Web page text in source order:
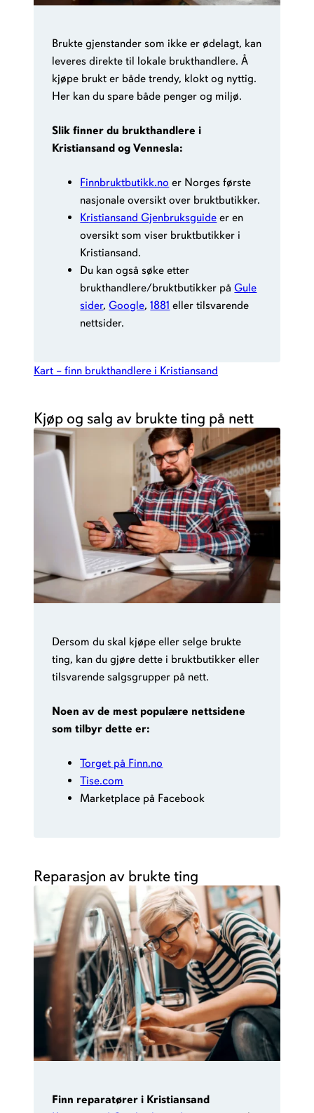
Brukte gjenstander som ikke er ødelagt, kan
leveres direkte til lokale brukthandlere. Å
kjøpe brukt er både trendy, klokt og nyttig.
Her kan du spare både penger og miljø.
Slik finner du brukthandlere i
Kristiansand og Vennesla:
Finnbruktbutikk.no er Norges første
nasjonale oversikt over bruktbutikker.
Kristiansand Gjenbruksguide er en
oversikt som viser bruktbutikker i
Kristiansand.
Du kan også søke etter
brukthandlere/bruktbutikker påGule
sider,Google,1881 eller tilsvarende
nettsider.
Kart – finn brukthandlere i Kristiansand
Kjøp og salg av brukte ting på nett
Dersom du skal kjøpe eller selge brukte
ting, kan du gjøre dette i bruktbutikker eller
tilsvarende salgsgrupper på nett.
Noen av de mest populære nettsidene
som tilbyr dette er:
Torget på Finn.no
Tise.com
Marketplace på Facebook
Reparasjon av brukte ting
Finn reparatører i Kristiansand